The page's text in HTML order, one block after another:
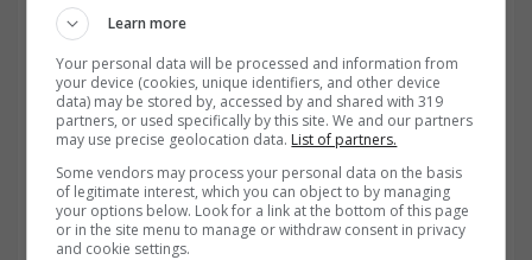
Secondo le ultimissime,la sanatoria
prevede che le PA possano
semplicemente trasmettere le denunce
Learn more
Your personal data will be processed and information from
your device (cookies, unique identifiers, and other device
data) may be stored by, accessed by and shared with 319
partners, or used specifically by this site. We and our partners
may use precise geolocation data. List of partners.
Some vendors may process your personal data on the basis
of legitimate interest, which you can object to by managing
your options below. Look for a link at the bottom of this page
or in the site menu to manage or withdraw consent in privacy
and cookie settings.